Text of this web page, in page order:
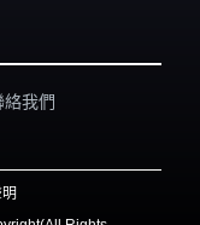
絡我們